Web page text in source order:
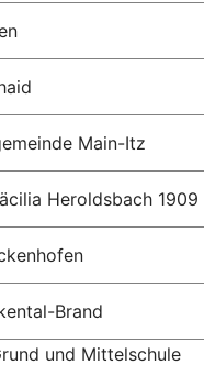
Main-Itz
Heroldsbach 1909
Brand
und Mittelschule